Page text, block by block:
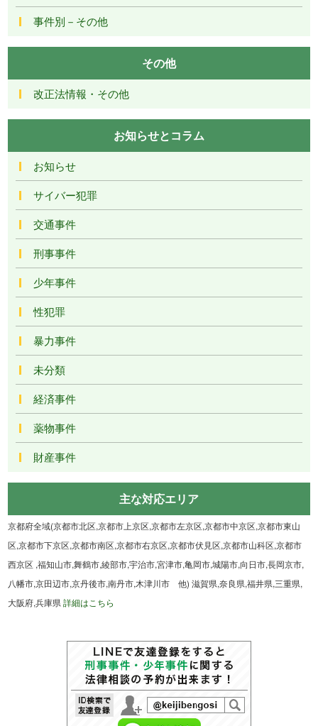
事件別－その他
その他
改正法情報・その他
お知らせとコラム
お知らせ
サイバー犯罪
交通事件
刑事事件
少年事件
性犯罪
暴力事件
未分類
経済事件
薬物事件
財産事件
主な対応エリア
京都府全域(京都市北区,京都市上京区,京都市左京区,京都市中京区,京都市東山
区,京都市下京区,京都市南区,京都市右京区,京都市伏見区,京都市山科区,京都市
西京区 ,福知山市,舞鶴市,綾部市,宇治市,宮津市,亀岡市,城陽市,向日市,長岡京市,
八幡市,京田辺市,京丹後市,南丹市,木津川市 他) 滋賀県,奈良県,福井県,三重県,
大阪府,兵庫県詳細はこちら